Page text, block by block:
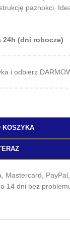
paznokci.
24h (dni robocze)
i odbierz
KOSZYKA
Mastercard,
14 dni bez